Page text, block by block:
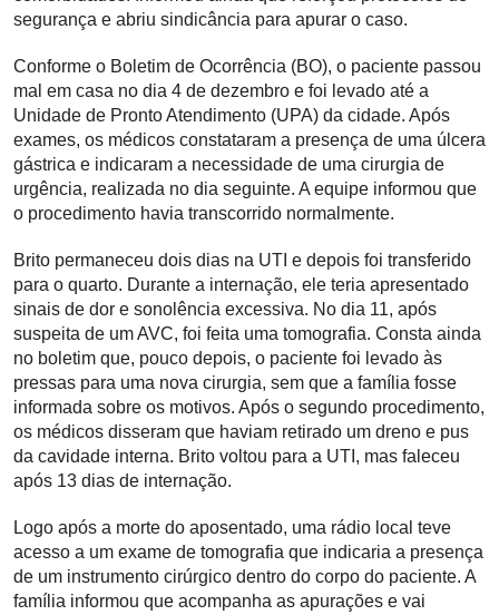
segurança e abriu sindicância para apurar o caso.
Conforme o Boletim de Ocorrência (BO), o paciente passou
mal em casa no dia 4 de dezembro e foi levado até a
Unidade de Pronto Atendimento (UPA) da cidade. Após
exames, os médicos constataram a presença de uma úlcera
gástrica e indicaram a necessidade de uma cirurgia de
urgência, realizada no dia seguinte. A equipe informou que
o procedimento havia transcorrido normalmente.
Brito permaneceu dois dias na UTI e depois foi transferido
para o quarto. Durante a internação, ele teria apresentado
sinais de dor e sonolência excessiva. No dia 11, após
suspeita de um AVC, foi feita uma tomografia. Consta ainda
no boletim que, pouco depois, o paciente foi levado às
pressas para uma nova cirurgia, sem que a família fosse
informada sobre os motivos. Após o segundo procedimento,
os médicos disseram que haviam retirado um dreno e pus
da cavidade interna. Brito voltou para a UTI, mas faleceu
após 13 dias de internação.
Logo após a morte do aposentado, uma rádio local teve
acesso a um exame de tomografia que indicaria a presença
de um instrumento cirúrgico dentro do corpo do paciente. A
família informou que acompanha as apurações e vai